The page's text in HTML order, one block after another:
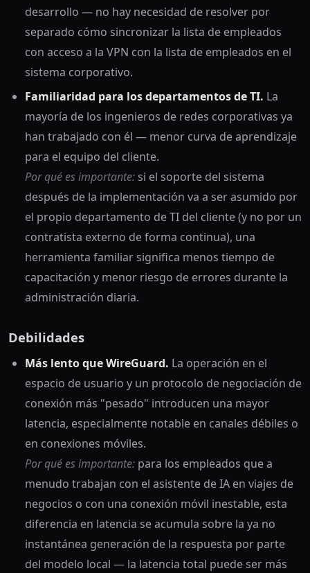
desarrollo — no hay necesidad de resolver por
separado cómo sincronizar la lista de empleados
con acceso a la VPN con la lista de empleados en el
sistema corporativo.
Familiaridad para los departamentos de TI. La
mayoría de los ingenieros de redes corporativas ya
han trabajado con él — menor curva de aprendizaje
para el equipo del cliente.
Por qué es importante: si el soporte del sistema
después de la implementación va a ser asumido por
el propio departamento de TI del cliente (y no por un
contratista externo de forma continua), una
herramienta familiar significa menos tiempo de
capacitación y menor riesgo de errores durante la
administración diaria.
Debilidades
Más lento que WireGuard. La operación en el
espacio de usuario y un protocolo de negociación de
conexión más "pesado" introducen una mayor
latencia, especialmente notable en canales débiles o
en conexiones móviles.
Por qué es importante: para los empleados que a
menudo trabajan con el asistente de IA en viajes de
negocios o con una conexión móvil inestable, esta
diferencia en latencia se acumula sobre la ya no
instantánea generación de la respuesta por parte
del modelo local — la latencia total puede ser más